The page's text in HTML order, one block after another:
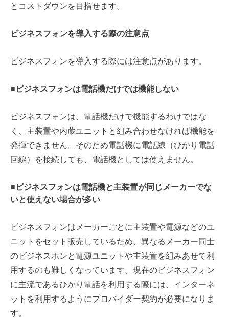
とコストダウンを目指せます。
ビジネスフォンを導入する際の注意点
ビジネスフォンを導入する際には注意点があります。
■ビジネスフォンは電話機だけでは機能しない
ビジネスフォンは、電話機だけで機能するわけではな
く、主装置や内蔵ユニットと組み合わせなければ機能を
発揮できません。そのため電話機に電話線（ひかり電話
回線）を接続しても、電話機としては使えません。
■ビジネスフォンは電話機と主装置が同じメーカーでな
いと使えない場合が多い
ビジネスフォンはメーカーごとに主装置や電源などのユ
ニットをセット販売しているため、異なるメーカー同士
のビジネスホンと電源ユニットや主装置を組みあせて利
用するのも難しくなっています。 現在のビジネスフォン
に主流であるひかり電話を利用する際には、インターネ
ットを利用するようにプロバイダー契約が必要になりま
す。